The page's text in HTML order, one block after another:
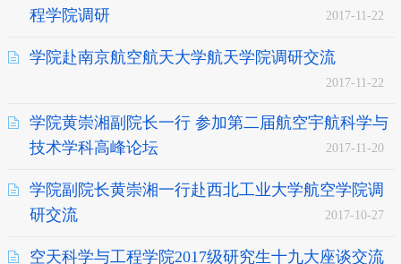
程学院调研
2017-11-22
学院赴南京航空航天大学航天学院调研交流
2017-11-22
学院黄崇湘副院长一行 参加第二届航空宇航科学与
技术学科高峰论坛
2017-11-20
学院副院长黄崇湘一行赴西北工业大学航空学院调
研交流
2017-10-27
空天科学与工程学院2017级研究生十九大座谈交流